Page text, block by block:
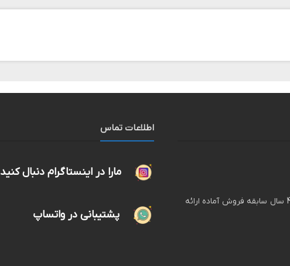
لگ پوش فروشگاه اینترنتی انواع لگ های زنانه و دخترانه با بیش از 4 سال سابقه فروش آماده ارائه
اطلاعات تماس
مارا در اینستاگرام دنبال کنید
پشتیبانی در واتساپ